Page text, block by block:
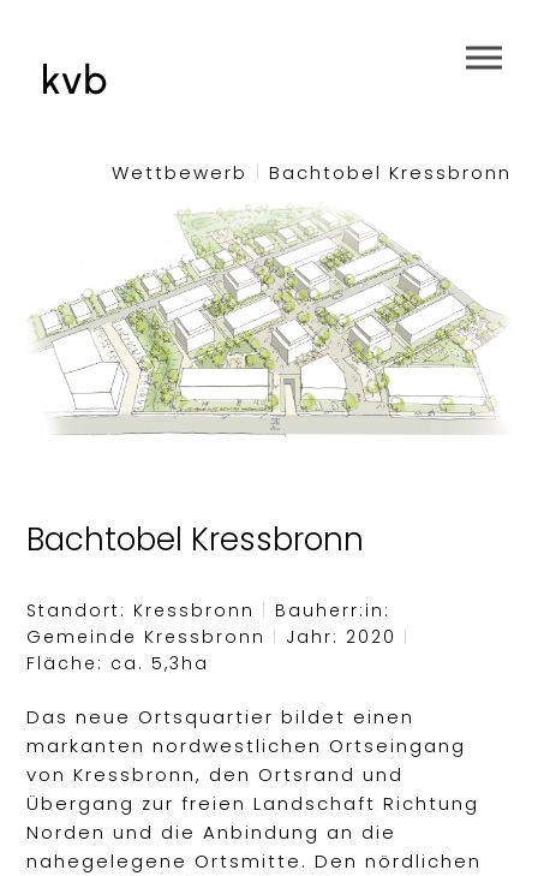
Wettbewerb | Bachtobel Kressbronn
Bachtobel Kressbronn
Standort: Kressbronn
Bauherr:in:
Gemeinde Kressbronn
Jahr: 2020
Fläche: ca. 5,3ha
Das neue Ortsquartier bildet einen
markanten nordwestlichen Ortseingang
von Kressbronn, den Ortsrand und
Übergang zur freien Landschaft Richtung
Norden und die Anbindung an die
nahegelegene Ortsmitte. Den nördlichen